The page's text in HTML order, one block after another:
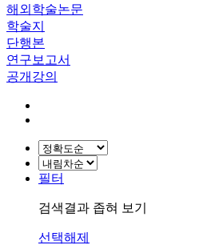
해외학술논문
학술지
단행본
연구보고서
공개강의
필터
검색결과 좁혀 보기
선택해제